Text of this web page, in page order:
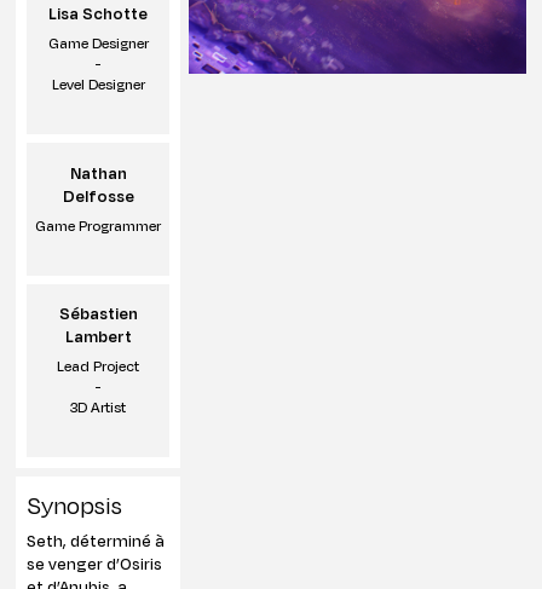
Lisa Schotte
Game Designer
-
Level Designer
Nathan
Delfosse
Game Programmer
Sébastien
Lambert
Lead Project
-
3D Artist
Synopsis
Seth, déterminé à
se venger d’Osiris